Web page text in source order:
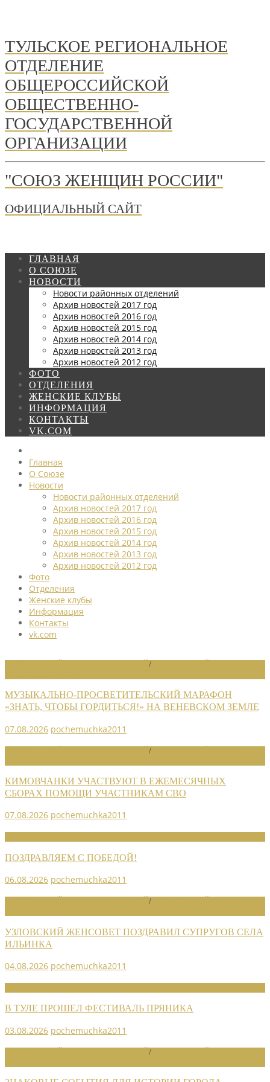
ТУЛЬСКОЕ РЕГИОНАЛЬНОЕ
ОТДЕЛЕНИЕ
ОБЩЕРОССИЙСКОЙ
ОБЩЕСТВЕННО-
ГОСУДАРСТВЕННОЙ
ОРГАНИЗАЦИИ
"СОЮЗ ЖЕНЩИН РОССИИ"
ОФИЦИАЛЬНЫЙ САЙТ
ГЛАВНАЯ
О СОЮЗЕ
НОВОСТИ
Новости районных отделений
Архив новостей 2017 год
Архив новостей 2016 год
Архив новостей 2015 год
Архив новостей 2014 год
Архив новостей 2013 год
Архив новостей 2012 год
ФОТО
ОТДЕЛЕНИЯ
ЖЕНСКИЕ КЛУБЫ
ИНФОРМАЦИЯ
КОНТАКТЫ
VK.COM
Главная
О Союзе
Новости
Новости районных отделений
Архив новостей 2017 год
Архив новостей 2016 год
Архив новостей 2015 год
Архив новостей 2014 год
Архив новостей 2013 год
Архив новостей 2012 год
Фото
Отделения
Женские клубы
Информация
Контакты
vk.com
/
МУЗЫКАЛЬНО-ПРОСВЕТИТЕЛЬСКИЙ МАРАФОН
«ЗНАТЬ, ЧТОБЫ ГОРДИТЬСЯ!» НА ВЕНЕВСКОМ ЗЕМЛЕ
07.08.2026 pochemuchka2011
/
КИМОВЧАНКИ УЧАСТВУЮТ В ЕЖЕМЕСЯЧНЫХ
СБОРАХ ПОМОЩИ УЧАСТНИКАМ СВО
07.08.2026 pochemuchka2011
ПОЗДРАВЛЯЕМ С ПОБЕДОЙ!
06.08.2026 pochemuchka2011
/
УЗЛОВСКИЙ ЖЕНСОВЕТ ПОЗДРАВИЛ СУПРУГОВ СЕЛА
ИЛЬИНКА
04.08.2026 pochemuchka2011
В ТУЛЕ ПРОШЕЛ ФЕСТИВАЛЬ ПРЯНИКА
03.08.2026 pochemuchka2011
/